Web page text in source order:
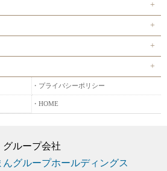
プライバシーポリシー
HOME
グループ会社
グループホールディングス